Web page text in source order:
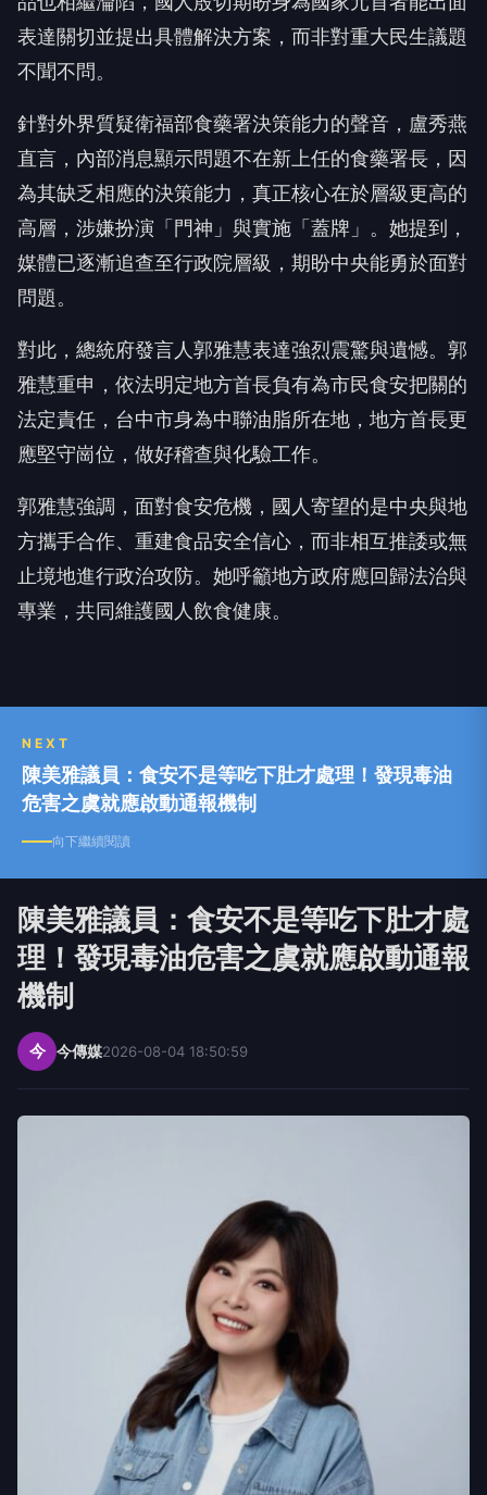
表達關切並提出具體解決方案，而非對重大民生議題
不聞不問。
針對外界質疑衛福部食藥署決策能力的聲音，盧秀燕
直言，內部消息顯示問題不在新上任的食藥署長，因
為其缺乏相應的決策能力，真正核心在於層級更高的
高層，涉嫌扮演「門神」與實施「蓋牌」。她提到，
媒體已逐漸追查至行政院層級，期盼中央能勇於面對
問題。
對此，總統府發言人郭雅慧表達強烈震驚與遺憾。郭
雅慧重申，依法明定地方首長負有為市民食安把關的
法定責任，台中市身為中聯油脂所在地，地方首長更
應堅守崗位，做好稽查與化驗工作。
郭雅慧強調，面對食安危機，國人寄望的是中央與地
方攜手合作、重建食品安全信心，而非相互推諉或無
止境地進行政治攻防。她呼籲地方政府應回歸法治與
專業，共同維護國人飲食健康。
NEXT
陳美雅議員：食安不是等吃下肚才處理！發現毒油
危害之虞就應啟動通報機制
向下繼續閱讀
陳美雅議員：食安不是等吃下肚才處
理！發現毒油危害之虞就應啟動通報
機制
今 今傳媒2026-08-04 18:50:59